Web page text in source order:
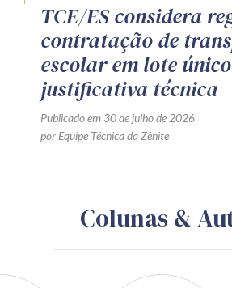
TCE/ES considera
contratação de
escolar em lote
justificativa técnica
Publicado em 30 de julho de 2026
por Equipe Técnica da Zênite
Colunas &